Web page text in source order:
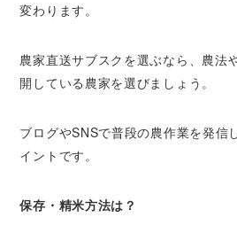
変わります。
農家直送サブスクを選ぶなら、農法
開している農家を選びましょう。
ブログやSNSで普段の農作業を発信
イントです。
保存・精米方法は？